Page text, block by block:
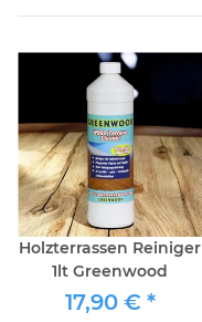
Holzterrassen Reiniger
1lt Greenwood
17,90 € *